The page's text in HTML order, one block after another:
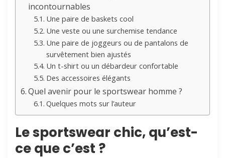
incontournables
Une paire de baskets cool
Une veste ou une surchemise tendance
Une paire de joggeurs ou de pantalons de
survêtement bien ajustés
Un t-shirt ou un débardeur confortable
Des accessoires élégants
Quel avenir pour le sportswear homme ?
Quelques mots sur l’auteur
Le sportswear chic, qu’est-
ce que c’est ?